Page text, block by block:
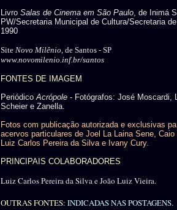
Livro Salas de Cinema em São Paulo, de Inimá
PW/Secretaria Municipal de Cultura/Secretaria
1990
Site Novo Milênio, de Santos - SP
www.novomilenio.inf.br/santos
FONTES DE IMAGEM
PeriódicoAcrópole - Fotógrafos: José Moscardi,
Scheier e Zanella.
Fotos com publicação autorizada e exclusivas
acervos particulares de Joel La Laina Sene, Caio
Luiz Carlos Pereira da Silva e Ivany Cury.
PRINCIPAIS COLABORADORES
Luiz Carlos Pereira da Silva e João Luiz Vieira.
OUTRAS FONTES: INDICADAS NAS POSTAGENS.